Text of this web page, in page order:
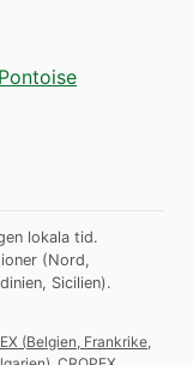
lokala tid.
(Nord,
Sicilien).
(Belgien, Frankrike,